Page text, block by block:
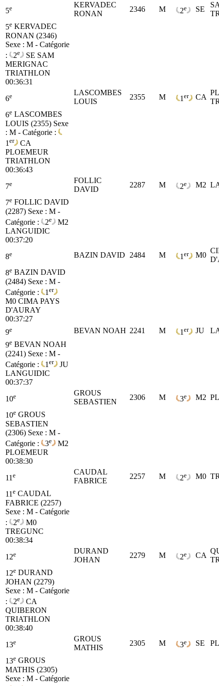
5e
KERVADEC
RONAN
2346 M 2e SE
5e KERVADEC
RONAN (2346)
Sexe : M - Catégorie
:
2e SE SAM
MERIGNAC
TRIATHLON
00:36:31
6e
LASCOMBES
LOUIS
2355 M 1 er CA
6e LASCOMBES
LOUIS (2355) Sexe
: M - Catégorie :
1 er
CA
PLOEMEUR
TRIATHLON
00:36:43
7e
FOLLIC
DAVID
2287 M 2e M2
7e FOLLIC DAVID
(2287) Sexe : M -
Catégorie :
2e
M2
LANGUIDIC
00:37:20
8e BAZIN DAVID 2484 M 1 er M0
8e BAZIN DAVID
(2484) Sexe : M -
Catégorie :
1 er
M0 CIMA PAYS
D'AURAY
00:37:27
9e BEVAN NOAH 2241 M 1 er JU
9e BEVAN NOAH
(2241) Sexe : M -
Catégorie :
1 er
JU
LANGUIDIC
00:37:37
10e
GROUS
SEBASTIEN
2306 M 3e M2
10e GROUS
SEBASTIEN
(2306) Sexe : M -
Catégorie :
3e
M2
PLOEMEUR
00:38:30
11 e
CAUDAL
FABRICE
2257 M 2e M0
11 e CAUDAL
FABRICE (2257)
Sexe : M - Catégorie
:
2e
M0
TREGUNC
00:38:34
12e
DURAND
JOHAN
2279 M 2e CA
12e DURAND
JOHAN (2279)
Sexe : M - Catégorie
:
2e
CA
QUIBERON
TRIATHLON
00:38:40
13e
GROUS
MATHIS
2305 M 3e SE
13e GROUS
MATHIS (2305)
Sexe : M - Catégorie